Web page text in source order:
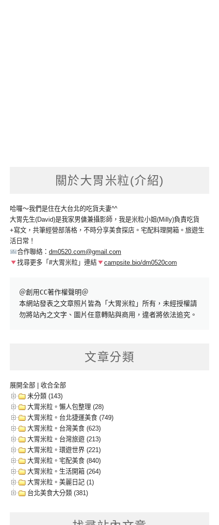
關於大胃米粒(介紹)
哈囉～我們是住在大台北的吃貨夫妻^^
大胃先生(David)是我家男傭兼攝影師，我是米粒小姐(Milly)負責吃貨
+寫文，共筆經營部落格，不時分享美食探店。宅配料理開箱。旅遊生
活日常！
合作聯絡： dm0520.com@gmail.com
找尋更多「#大胃米粒」連結
campsite.bio/dm0520com
＠創用CC著作權聲明＠
本網站發表之文章照片皆為「大胃米粒」所有，未經授權請
勿將站內之文字、圖片任意轉貼與商用，違者將依法追究。
文章分類
展開全部
收合全部
未分類 (143)
大胃米粒。懶人包整理 (28)
大胃米粒。台北捷運美食 (749)
大胃米粒。台灣美食 (623)
大胃米粒。台灣旅遊 (213)
大胃米粒。環遊世界 (221)
大胃米粒。宅配美食 (840)
大胃米粒。生活開箱 (264)
大胃米粒。美麗日記 (1)
台北美食大分類 (381)